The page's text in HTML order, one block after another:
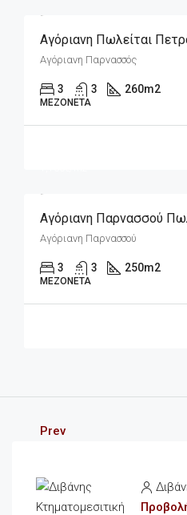
Αγόριανη Παρνασσός
3 3 260m2
ΜΕΖΟΝΈΤΑ
Αγόριανη Παρνασσού
3 3 250m2
ΜΕΖΟΝΈΤΑ
Prev